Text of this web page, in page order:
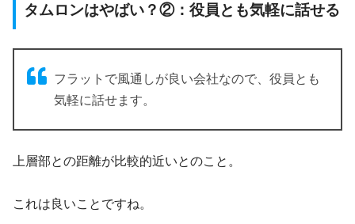
タムロンはやばい？②：役員とも気軽に話せる
フラットで風通しが良い会社なので、役員とも
気軽に話せます。
上層部との距離が比較的近いとのこと。
これは良いことですね。